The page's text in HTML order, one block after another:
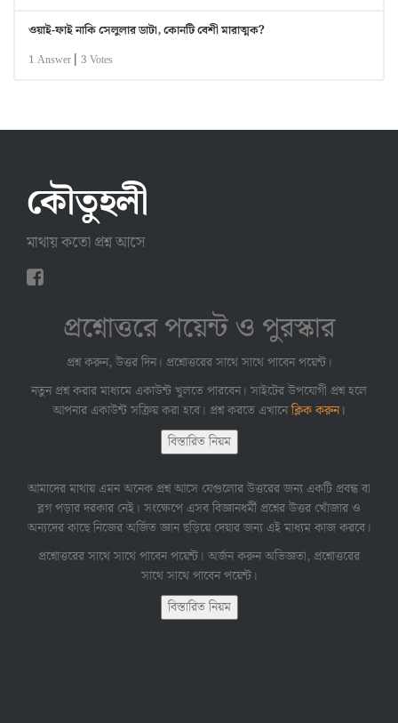
ওয়াই-ফাই নাকি সেলুলার ডাটা, কোনটি বেশী মারাত্মক?
1 Answer | 3 Votes
কৌতুহলী
মাথায় কতো প্রশ্ন আসে
প্রশ্নোত্তরে পয়েন্ট ও পুরস্কার
প্রশ্ন করুন, উত্তর দিন। প্রশ্নোত্তরের সাথে সাথে পাবেন পয়েন্ট।
নতুন প্রশ্ন করার মাধ্যমে একাউন্ট খুলতে পারবেন। সাইটের উপযোগী প্রশ্ন হলে
আপনার একাউন্ট সক্রিয় করা হবে। প্রশ্ন করতে এখানেক্লিক করুন।
বিস্তারিত নিয়ম
আমাদের মাথায় এমন অনেক প্রশ্ন আসে যেগুলোর উত্তরের জন্য একটি প্রবন্ধ বা
ব্লগ পড়ার দরকার নেই। সংক্ষেপে এসব বিজ্ঞানধর্মী প্রশ্নের উত্তর খোঁজার ও
অন্যদের কাছে নিজের অর্জিত জ্ঞান ছড়িয়ে দেয়ার জন্য এই মাধ্যম কাজ করবে।
প্রশ্নোত্তরের সাথে সাথে পাবেন পয়েন্ট। অর্জন করুন অভিজ্ঞতা, প্রশ্নোত্তরের
সাথে সাথে পাবেন পয়েন্ট।
বিস্তারিত নিয়ম